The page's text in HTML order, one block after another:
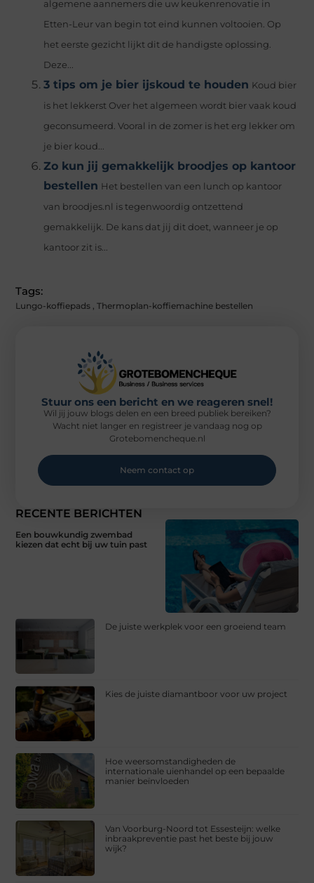
algemene aannemers die uw keukenrenovatie in
Etten-Leur van begin tot eind kunnen voltooien. Op
het eerste gezicht lijkt dit de handigste oplossing.
Deze...
3 tips om je bier ijskoud te houden Koud bier
is het lekkerst Over het algemeen wordt bier vaak koud
geconsumeerd. Vooral in de zomer is het erg lekker om
je bier koud...
Zo kun jij gemakkelijk broodjes op kantoor
bestellen Het bestellen van een lunch op kantoor
van broodjes.nl is tegenwoordig ontzettend
gemakkelijk. De kans dat jij dit doet, wanneer je op
kantoor zit is...
Tags:
Lungo-koffiepads ,Thermoplan-koffiemachine bestellen
RECENTE BERICHTEN
Een bouwkundig zwembad
kiezen dat echt bij uw tuin past
De juiste werkplek voor een groeiend team
Kies de juiste diamantboor voor uw project
Hoe weersomstandigheden de
internationale uienhandel op een bepaalde
manier beïnvloeden
Van Voorburg-Noord tot Essesteijn: welke
inbraakpreventie past het beste bij jouw
wijk?
Stuur ons een bericht en we reageren snel!
Wil jij jouw blogs delen en een breed publiek bereiken?
Wacht niet langer en registreer je vandaag nog op
Grotebomencheque.nl
Neem contact op